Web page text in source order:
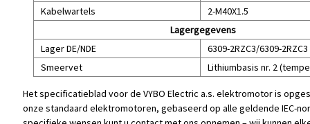
Kabelwartels
2-M40X1.5
Lagergegevens
Lager DE/NDE
6309-2RZC3/6309-2RZC3
Smeervet
Lithiumbasis nr. 2
Het specificatieblad voor de VYBO Electric a.s. elektromotor is
onze standaard elektromotoren, gebaseerd op alle geldende IEC-